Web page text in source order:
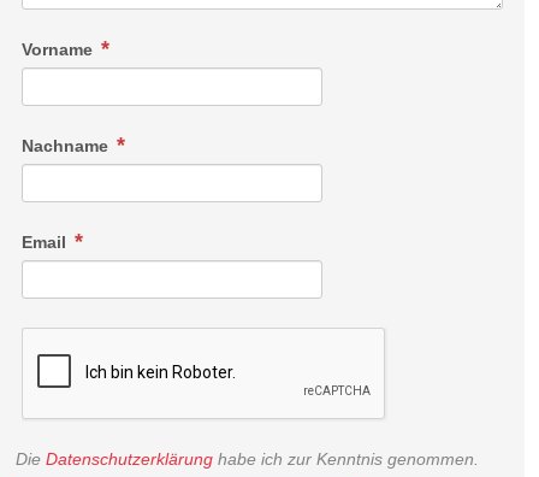
Vorname
Nachname
Email
Die Datenschutzerklärung habe ich zur Kenntnis genommen.